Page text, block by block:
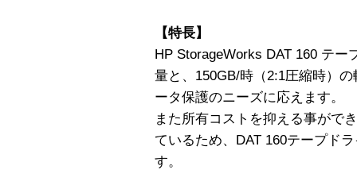
【特長】
HP StorageWorks DAT 160 テー
量と、150GB/時（2:1圧縮時）
ータ保護のニーズに応えます。
また所有コストを抑える事がで
ているため、DAT 160テープド
す。